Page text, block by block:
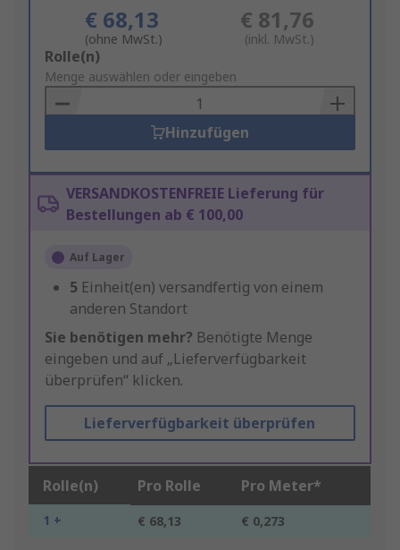
€ 68,13
(ohne MwSt.)
€ 81,76
(inkl. MwSt.)
Add
to
Basket
Rolle(n)
Menge auswählen oder eingeben
Hinzufügen
VERSANDKOSTENFREIE Lieferung für
Bestellungen ab € 100,00
Auf Lager
5 Einheit(en) versandfertig von einem
anderen Standort
Sie benötigen mehr? Benötigte Menge
eingeben und auf „Lieferverfügbarkeit
überprüfen“ klicken.
Lieferverfügbarkeit überprüfen
Rolle(n) Pro Rolle Pro Meter*
1 + € 68,13 € 0,273